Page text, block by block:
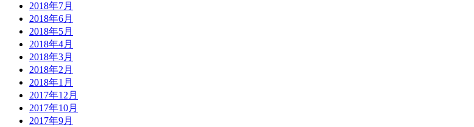
2018年7月
2018年6月
2018年5月
2018年4月
2018年3月
2018年2月
2018年1月
2017年12月
2017年10月
2017年9月